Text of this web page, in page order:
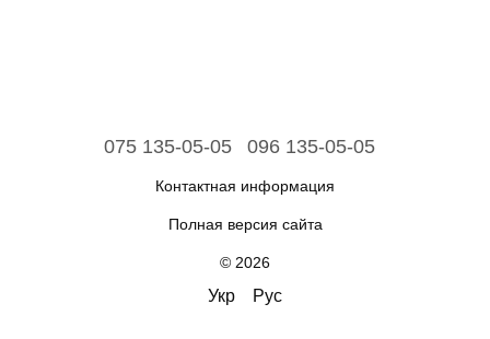
075 135-05-05 096 135-05-05
Контактная информация
Полная версия сайта
© 2026
Укр Рус